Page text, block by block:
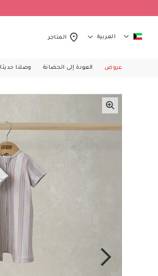
العربية المتاجر
عروض العودة إلى الحضانة وصلنا حديثا